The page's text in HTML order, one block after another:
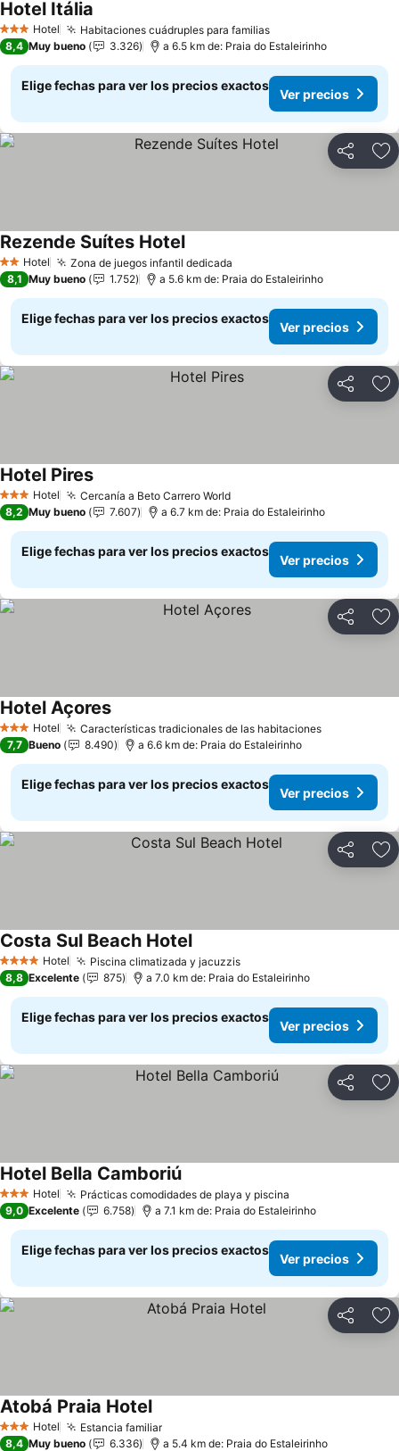
3 Estrellas
Hotel Habitaciones cuádruples para familias
Hotel Itália
8,4 Muy bueno 3.326 a 6.5 km de: Praia do Estaleirinho
Elige fechas para ver los precios exactos
Ver precios
Compartir
2 Estrellas
Hotel Zona de juegos infantil dedicada
Rezende Suítes Hotel
8,1 Muy bueno 1.752 a 5.6 km de: Praia do Estaleirinho
Elige fechas para ver los precios exactos
Ver precios
Compartir
3 Estrellas
Hotel Cercanía a Beto Carrero World
Hotel Pires
8,2 Muy bueno 7.607 a 6.7 km de: Praia do Estaleirinho
Elige fechas para ver los precios exactos
Ver precios
Compartir
3 Estrellas
Hotel Características tradicionales de las habitaciones
Hotel Açores
7,7 Bueno 8.490 a 6.6 km de: Praia do Estaleirinho
Elige fechas para ver los precios exactos
Ver precios
Compartir
4 EstrellasHotel Piscina climatizada y jacuzzis
Costa Sul Beach Hotel
8,8 Excelente 875 a 7.0 km de: Praia do Estaleirinho
Elige fechas para ver los precios exactos
Ver precios
Compartir
3 Estrellas
Hotel Prácticas comodidades de playa y piscina
Hotel Bella Camboriú
9,0 Excelente 6.758 a 7.1 km de: Praia do Estaleirinho
Elige fechas para ver los precios exactos
Ver precios
Compartir
3 Estrellas
Hotel Estancia familiar
Atobá Praia Hotel
8,4 Muy bueno 6.336 a 5.4 km de: Praia do Estaleirinho